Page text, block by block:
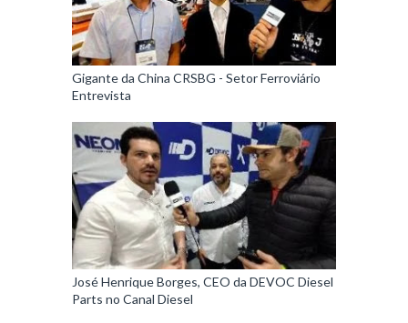
Gigante da China CRSBG - Setor Ferroviário
Entrevista
José Henrique Borges, CEO da DEVOC Diesel
Parts no Canal Diesel